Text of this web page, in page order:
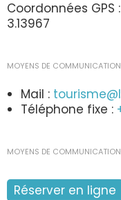
Coordonnées GPS
3.13967
MOYENS DE COMMUNICATION
Mail :
Téléphone fixe :
MOYENS DE
Réserver en ligne